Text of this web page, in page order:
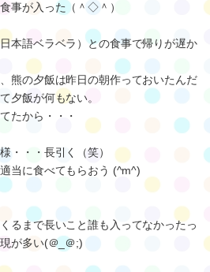
事が入った（＾◇＾）
本語ベラベラ）との食事で帰りが遅か
熊の夕飯は昨日の朝作っておいたんだ
夕飯が何もない。
たから・・・
・・・長引く（笑）
当に食べてもらおう (^m^)
るまで長いこと誰も入ってなかったっ
が多い(＠_＠;)